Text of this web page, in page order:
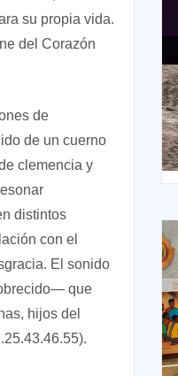
su propia vida.
del Corazón
de
de un cuerno
clemencia y
distintos
con el
El sonido
que
hijos del
A